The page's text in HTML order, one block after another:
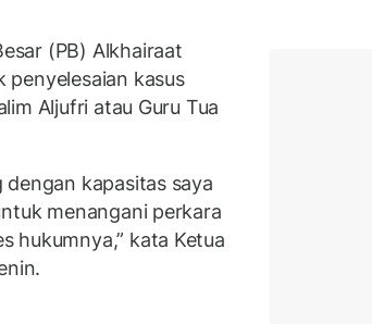
(PB) Alkhairaat
penyelesaian kasus
Aljufri atau Guru Tua
dengan kapasitas saya
menangani perkara
hukumnya,” kata Ketua